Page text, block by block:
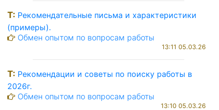
T: Рекомендательные письма и характеристики
(примеры).
Обмен опытом по вопросам работы
13:11 05.03.26
T: Рекомендации и советы по поиску работы в
2026г.
Обмен опытом по вопросам работы
13:10 05.03.26